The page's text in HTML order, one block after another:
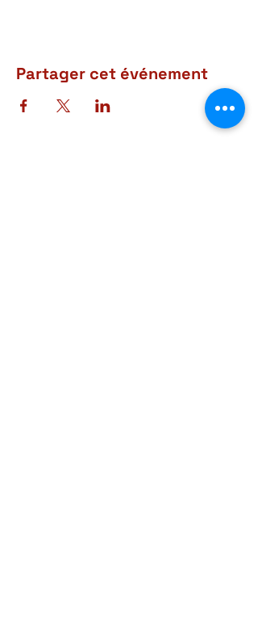
Partager cet événement